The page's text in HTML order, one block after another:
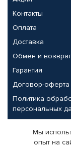
Контакты
Оплата
Доставка
Обмен и возврат
Гарантия
Договор-оферта
Политика
персональных
Партнерам
Мы
опыт на